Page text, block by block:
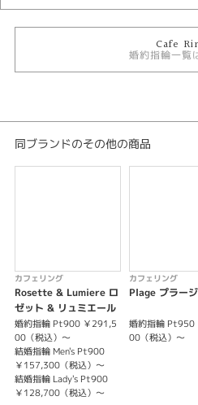
人気ブランド婚約指輪
婚約指輪 ソリテール
婚約指輪 ブルーダイヤモンド
婚約指輪 シンプル
※サイドストーンは、様々な組み合わせ
※センターダイヤモンドの爪は、通常爪
※ハート型爪のみ、シンデレラサイズ対
※センターダイヤモンドを含む価格です。
※選ばれるダイヤモンドグレード・サイ
す。
Cafe
婚約指輪一覧
同ブランドのその他の商品
カフェリング
Rosette & Lumiere ロ
ゼット & リュミエール
婚約指輪 Pt900 ￥291,5
00（税込）～
結婚指輪 Men's Pt900
￥157,300（税込）～
結婚指輪 Lady's Pt900
￥128,700（税込）～
カフェリング
Plage プラー
婚約指輪 Pt950
00（税込）～